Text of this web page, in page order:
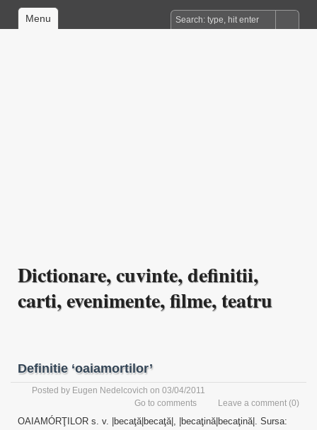
Menu
Dictionare, cuvinte, definitii,
carti, evenimente, filme, teatru
Definitie ‘oaiamortilor’
Posted by Eugen Nedelcovich on 03/04/2011
Leave a comment (0)
Go to comments
OAIAMÓRŢILOR s. v. |becaţă|becaţă|, |becaţină|becaţină|. Sursa: